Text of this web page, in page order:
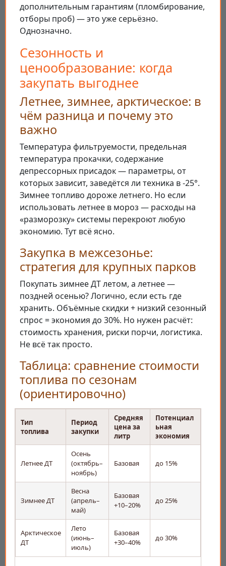
дополнительным гарантиям (пломбирование,
отборы проб) — это уже серьёзно.
Однозначно.
Сезонность и
ценообразование: когда
закупать выгоднее
Летнее, зимнее, арктическое: в
чём разница и почему это
важно
Температура фильтруемости, предельная
температура прокачки, содержание
депрессорных присадок — параметры, от
которых зависит, заведётся ли техника в -25°.
Зимнее топливо дороже летнего. Но если
использовать летнее в мороз — расходы на
«разморозку» системы перекроют любую
экономию. Тут всё ясно.
Закупка в межсезонье:
стратегия для крупных парков
Покупать зимнее ДТ летом, а летнее —
поздней осенью? Логично, если есть где
хранить. Объёмные скидки + низкий сезонный
спрос = экономия до 30%. Но нужен расчёт:
стоимость хранения, риски порчи, логистика.
Не всё так просто.
Таблица: сравнение стоимости
топлива по сезонам
(ориентировочно)
Тип
топлива
Период
закупки
Средняя
цена за
литр
Потенциал
ьная
экономия
Летнее ДТ
Осень
(октябрь–
ноябрь)
Базовая до 15%
Зимнее ДТ
Весна
(апрель–
май)
Базовая
+10–20%
до 25%
Арктическое
ДТ
Лето
(июнь–
июль)
Базовая
+30–40%
до 30%